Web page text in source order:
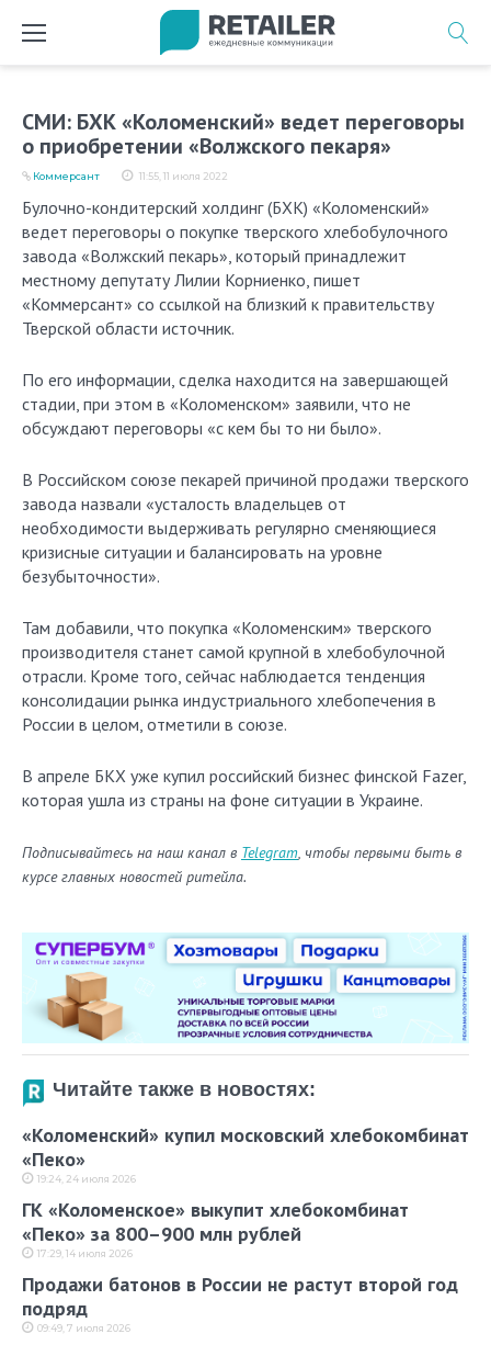
СМИ: БХК «Коломенский» ведет переговоры
о приобретении «Волжского пекаря»
11:55, 11 июля 2022
Коммерсант
Булочно-кондитерский холдинг (БХК) «Коломенский»
ведет переговоры о покупке тверского хлебобулочного
завода «Волжский пекарь», который принадлежит
местному депутату Лилии Корниенко, пишет
«Коммерсант» со ссылкой на близкий к правительству
Тверской области источник.
По его информации, cделка находится на завершающей
стадии, при этом в «Коломенском» заявили, что не
обсуждают переговоры «с кем бы то ни было».
В Российском союзе пекарей причиной продажи тверского
завода назвали «усталость владельцев от
необходимости выдерживать регулярно сменяющиеся
кризисные ситуации и балансировать на уровне
безубыточности».
Там добавили, что покупка «Коломенским» тверского
производителя станет самой крупной в хлебобулочной
отрасли. Кроме того, cейчас наблюдается тенденция
консолидации рынка индустриального хлебопечения в
России в целом, отметили в союзе.
В апреле БКХ уже купил российский бизнес финской Fazer,
которая ушла из страны на фоне ситуации в Украине.
Подписывайтесь на наш канал в Telegram, чтобы первыми быть в
курсе главных новостей ритейла.
Читайте также в новостях:
«Коломенский» купил московский хлебокомбинат
«Пеко»
19:24, 24 июля 2026
ГК «Коломенское» выкупит хлебокомбинат
«Пеко» за 800–900 млн рублей
17:29, 14 июля 2026
Продажи батонов в России не растут второй год
подряд
09:49, 7 июля 2026